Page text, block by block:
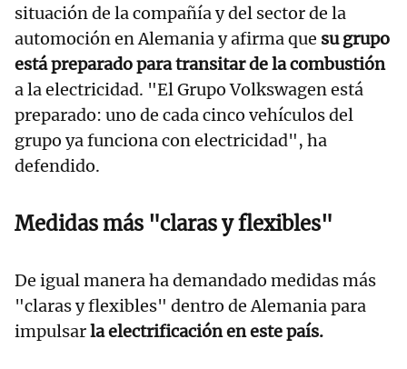
situación de la compañía y del sector de la
automoción en Alemania y afirma que su grupo
está preparado para transitar de la combustión
a la electricidad. "El Grupo Volkswagen está
preparado: uno de cada cinco vehículos del
grupo ya funciona con electricidad", ha
defendido.
Medidas más "claras y flexibles"
De igual manera ha demandado medidas más
"claras y flexibles" dentro de Alemania para
impulsarla electrificación en este país.